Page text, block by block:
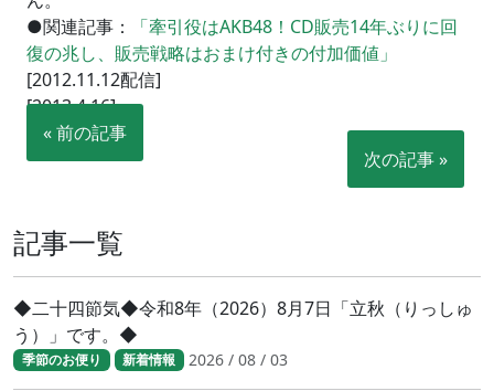
●関連記事：
「牽引役はAKB48！CD販売14年ぶりに回
復の兆し、販売戦略はおまけ付きの付加価値」
[2012.11.12配信]
[2013.4.16]
« 前の記事
次の記事 »
記事一覧
◆二十四節気◆令和8年（2026）8月7日「立秋（りっしゅ
う）」です。◆
季節のお便り 新着情報 2026 / 08 / 03